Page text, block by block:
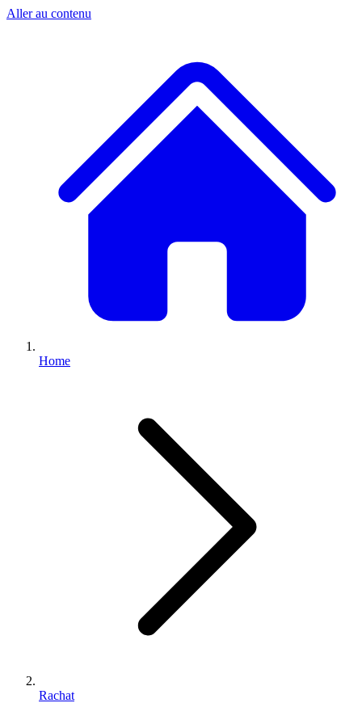
Aller au contenu
Home
Rachat